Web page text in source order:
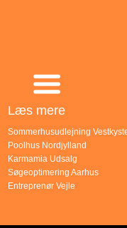
Læs mere
Sommerhusudlejning
Poolhus Nordjylland
Karmamia Udsalg
Søgeoptimering Aarhus
Entreprenør Vejle